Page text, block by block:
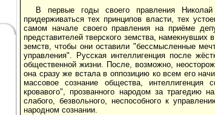
В первые годы своего правления
придерживаться тех принципов власти, тех
самом начале своего правления на приёме
представителей тверского земства,
земств, чтобы они оставили "бессмысленные
управления". Русская интеллигенция после
общественной жизни. После, возможно,
она сразу же встала в оппозицию ко всем его
массовое сознание общества, интеллигенция
кровавого", прозванного народом за
слабого, безвольного, неспособного к
народном сознании.